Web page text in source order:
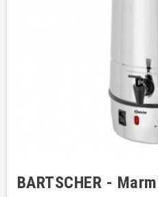
BARTSCHER -